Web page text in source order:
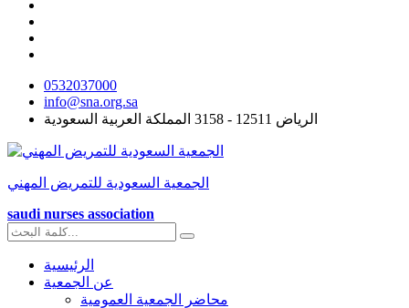
0532037000
info@sna.org.sa
الرياض 12511 - 3158 المملكة العربية السعودية
الجمعية السعودية للتمريض المهني
saudi nurses association
الرئيسية
عن الجمعية
محاضر الجمعية العمومية